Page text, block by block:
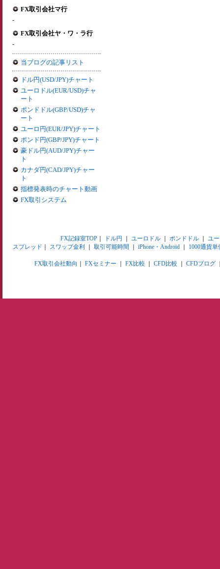
FX取引会社マ行
-
FX取引会社ヤ・ワ・ラ行
-
当ブログの記事リスト
ドル円(USD/JPY)チャート
ユーロドル(EUR/USD)チャ
ート
ポンドドル(GBP/USD)チャ
ート
ユーロ円(EUR/JPY)チャート
ポンド円(GBP/JPY)チャート
豪ドル円(AUD/JPY)チャー
ト
カナダ円(CAD/JPY)チャー
ト
指標発表時のチャート動画
FX取引システム
FX記録室TOP｜ ドル円 ユーロドル｜ ポンドドル｜ ユ
スプレッド
スワップ金利 取引可能時間 iPhone・Android 1000通貨単
FX取引会社動向 FXセミナー FX比較 CFD比較 CFDブログ